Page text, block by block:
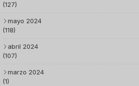
(127)
mayo 2024
(118)
abril 2024
(107)
marzo 2024
(1)